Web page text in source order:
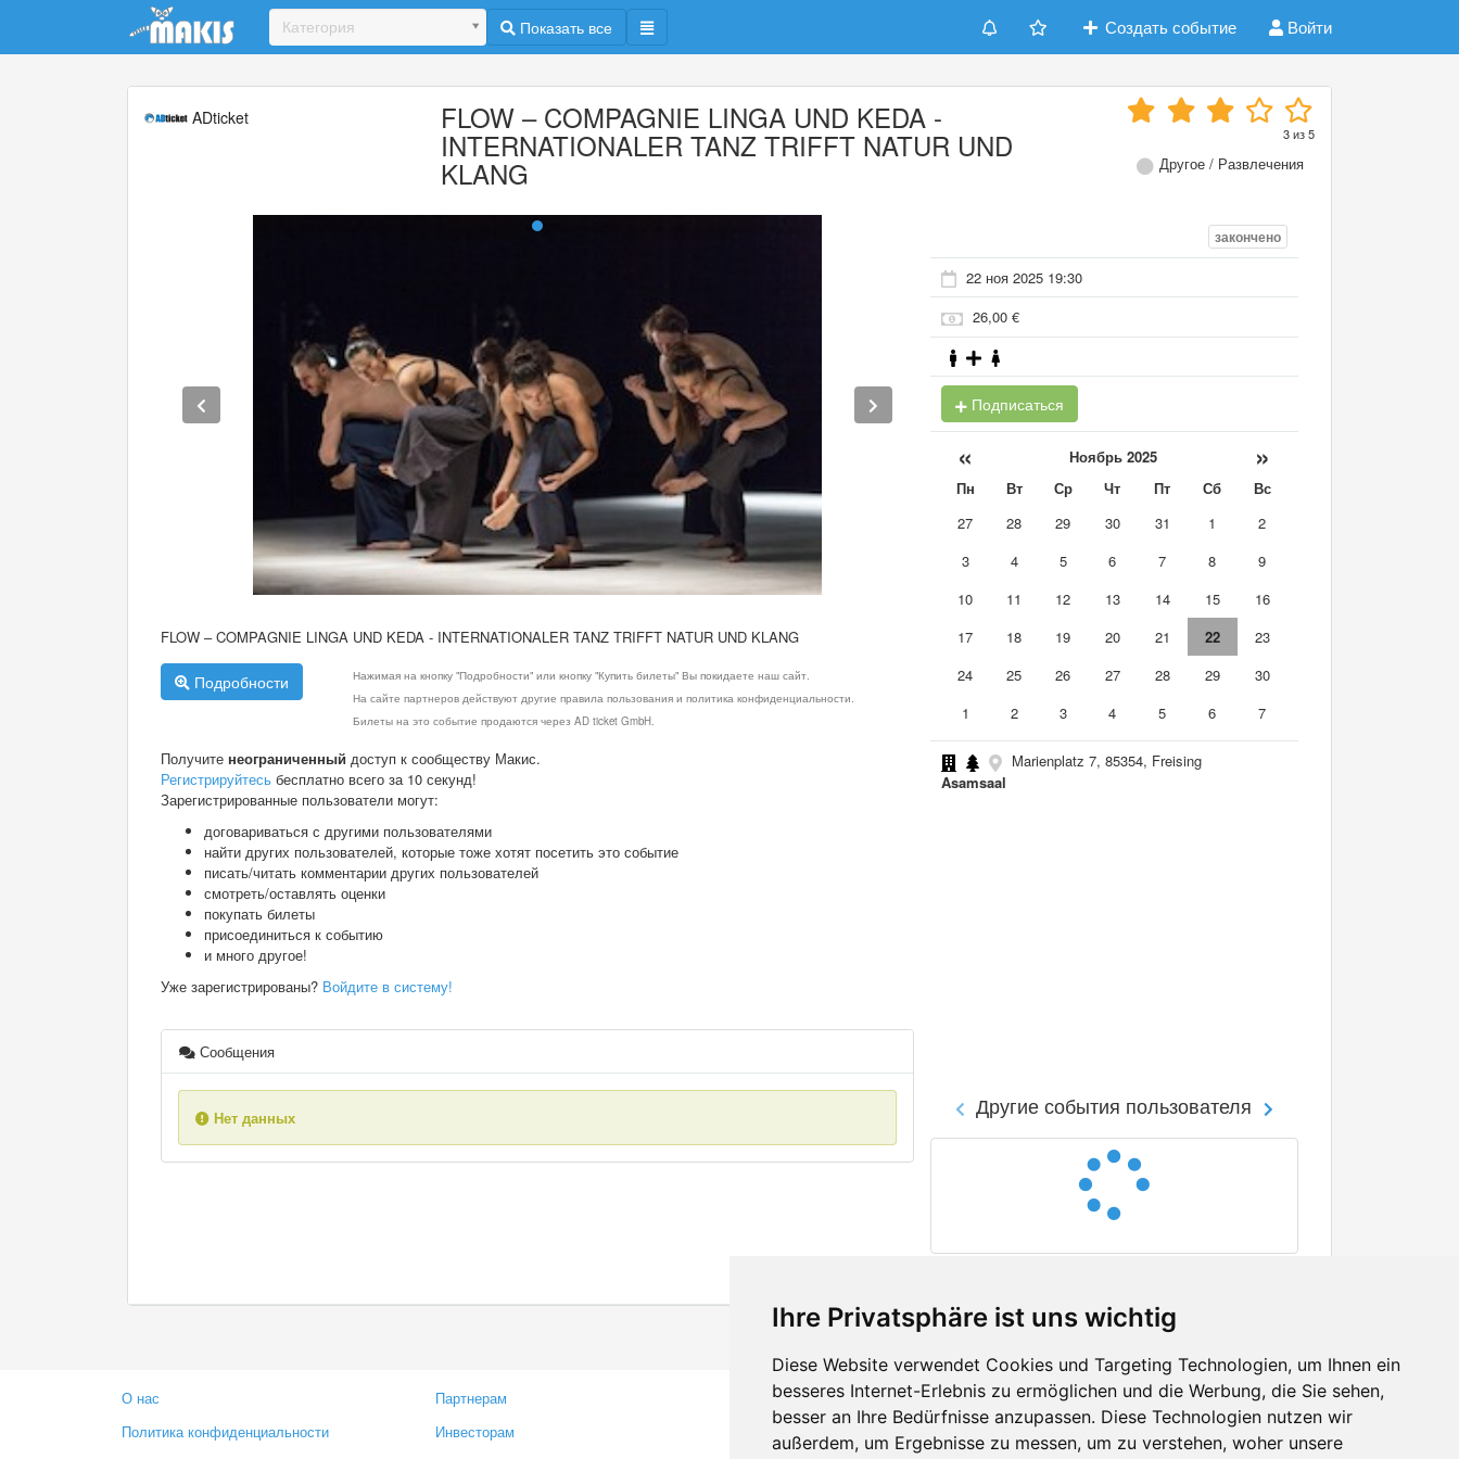
Ihre Privatsphäre ist uns wichtig
Diese Website verwendet Cookies und Targeting Technologien, um Ihnen ein
besseres Internet-Erlebnis zu ermöglichen und die Werbung, die Sie sehen,
besser an Ihre Bedürfnisse anzupassen. Diese Technologien nutzen wir
außerdem, um Ergebnisse zu messen, um zu verstehen, woher unsere
Update cookies preferences
Категория Показать все Создать событие Войти
ADticket FLOW – COMPAGNIE LINGA UND KEDA -
INTERNATIONALER TANZ TRIFFT NATUR UND
KLANG
3из5
Другое / Развлечения
FLOW – COMPAGNIE LINGA UND KEDA - INTERNATIONALER TANZ TRIFFT NATUR UND KLANG
Подробности
Нажимая на кнопку "Подробности" или кнопку "Купить билеты" Вы покидаете наш сайт.
На сайте партнеров действуют другие правила пользования и политика конфиденциальности.
Билеты на это событие продаются через AD ticket GmbH.
Получите неограниченный доступ к сообществу Макис.
Регистрируйтесь бесплатно всего за 10 секунд!
Зарегистрированные пользователи могут:
договариваться с другими пользователями
найти других пользователей, которые тоже хотят посетить это событие
писать/читать комментарии других пользователей
смотреть/оставлять оценки
покупать билеты
присоединиться к событию
и много другое!
Уже зарегистрированы? Войдите в систему!
Сообщения
Нет данных
закончено
22 ноя 2025 19:30
26,00 €
Подписаться
« Ноябрь 2025 »
Пн Вт Ср Чт Пт Сб
Вс
27
28 29 30 31 1
2
3
4 5 6 7 8
9
10
11 12 13 14 15
16
17
18 19 20 21 22
23
24
25 26 27 28 29
30
1
2 3 4 5 6 7
Marienplatz 7, 85354, Freising
Asamsaal
Другие события пользователя
О нас
Политика конфиденциальности
Партнерам
Инвесторам
Контакты
Оставить отзыв
Facebook
Twitter